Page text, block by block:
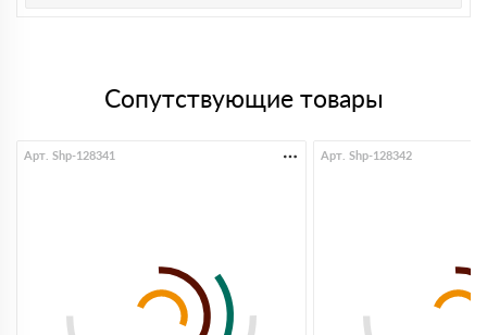
Сопутствующие товары
Арт. Shp-128341 Арт. Shp-128342